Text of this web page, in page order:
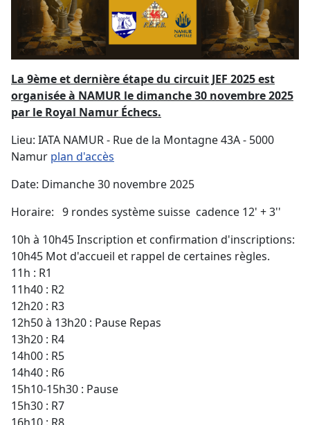
La 9ème et dernière étape du circuit JEF 2025 est
organisée à NAMUR le dimanche 30 novembre 2025
par le Royal Namur Échecs.
Lieu: IATA NAMUR - Rue de la Montagne 43A - 5000
Namur plan d'accès
Date: Dimanche 30 novembre 2025
Horaire: 9 rondes système suisse cadence 12' + 3''
10h à 10h45 Inscription et confirmation d'inscriptions:
10h45 Mot d'accueil et rappel de certaines règles.
11h : R1
11h40 : R2
12h20 : R3
12h50 à 13h20 : Pause Repas
13h20 : R4
14h00 : R5
14h40 : R6
15h10-15h30 : Pause
15h30 : R7